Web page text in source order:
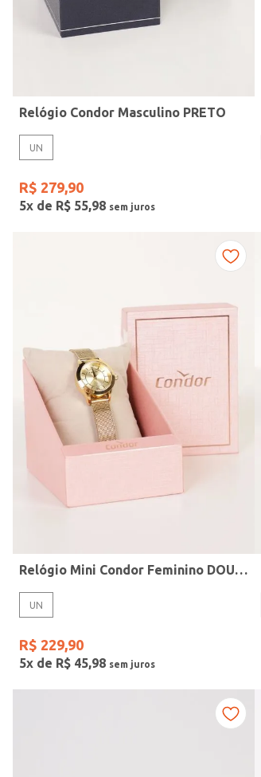
Modelo
Relógio Condor Masculino PRETO
UN
R$ 279,90
5x de R$ 55,98
Relógio Mini Condor Feminino DOURADO
UN
R$ 229,90
5x de R$ 45,98